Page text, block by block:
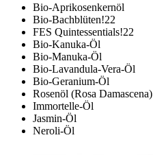
Bio-Aprikosenkernöl
Bio-Bachblüten!22
FES Quintessentials!22
Bio-Kanuka-Öl
Bio-Manuka-Öl
Bio-Lavandula-Vera-Öl
Bio-Geranium-Öl
Rosenöl (Rosa Damascena)
Immortelle-Öl
Jasmin-Öl
Neroli-Öl